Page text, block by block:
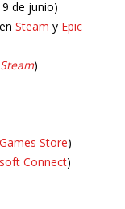
9 de junio)
Steam y Epic
Steam)
Store)
Connect)